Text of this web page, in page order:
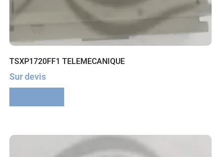
TSXP1720FF1 TELEMECANIQUE
Sur devis